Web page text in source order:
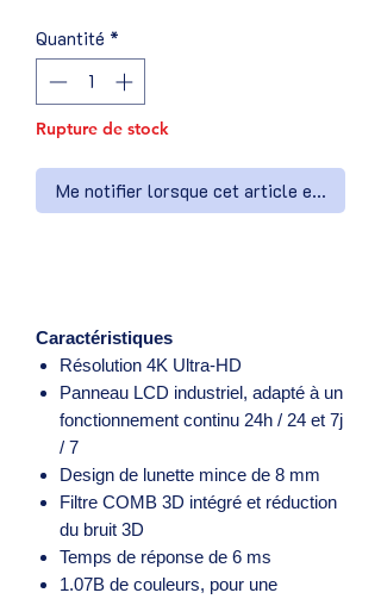
Quantité *
Rupture de stock
Me notifier lorsque cet article est
Caractéristiques
Résolution 4K Ultra-HD
Panneau LCD industriel, adapté à un
fonctionnement continu 24h / 24 et 7j
/ 7
Design de lunette mince de 8 mm
Filtre COMB 3D intégré et réduction
du bruit 3D
Temps de réponse de 6 ms
1.07B de couleurs, pour une